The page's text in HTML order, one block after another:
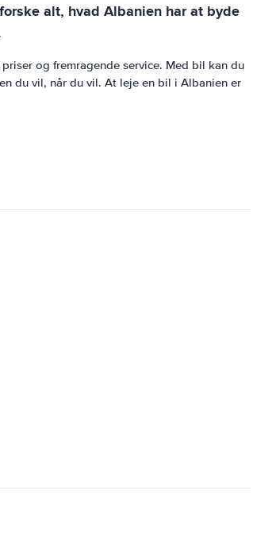
alt, hvad Albanien har at byde
og fremragende service. Med bil kan du
du vil, når du vil. At leje en bil i Albanien er